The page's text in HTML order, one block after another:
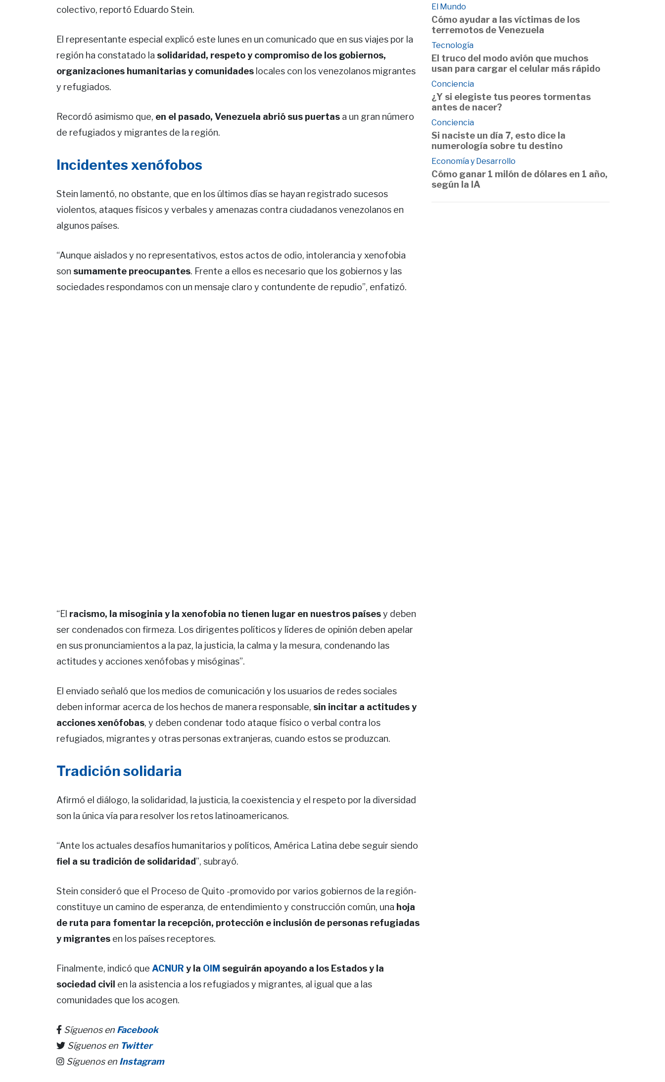
colectivo, reportó Eduardo Stein.
El representante especial explicó este lunes en un comunicado que en sus viajes por la
región ha constatado la solidaridad, respeto y compromiso de los gobiernos,
organizaciones humanitarias y comunidades locales con los venezolanos migrantes
y refugiados.
Recordó asimismo que, en el pasado, Venezuela abrió sus puertas a un gran número
de refugiados y migrantes de la región.
Incidentes xenófobos
Stein lamentó, no obstante, que en los últimos días se hayan registrado sucesos
violentos, ataques físicos y verbales y amenazas contra ciudadanos venezolanos en
algunos países.
“Aunque aislados y no representativos, estos actos de odio, intolerancia y xenofobia
son sumamente preocupantes. Frente a ellos es necesario que los gobiernos y las
sociedades respondamos con un mensaje claro y contundente de repudio”, enfatizó.
“El racismo, la misoginia y la xenofobia no tienen lugar en nuestros paísesy deben
ser condenados con firmeza. Los dirigentes políticos y líderes de opinión deben apelar
en sus pronunciamientos a la paz, la justicia, la calma y la mesura, condenando las
actitudes y acciones xenófobas y misóginas”.
El enviado señaló que los medios de comunicación y los usuarios de redes sociales
deben informar acerca de los hechos de manera responsable, sin incitar a actitudes y
acciones xenófobas, y deben condenar todo ataque físico o verbal contra los
refugiados, migrantes y otras personas extranjeras, cuando estos se produzcan.
Tradición solidaria
Afirmó el diálogo, la solidaridad, la justicia, la coexistencia y el respeto por la diversidad
son la única vía para resolver los retos latinoamericanos.
“Ante los actuales desafíos humanitarios y políticos, América Latina debe seguir siendo
fiel a su tradición de solidaridad”, subrayó.
Stein consideró que el Proceso de Quito -promovido por varios gobiernos de la región-
constituye un camino de esperanza, de entendimiento y construcción común, una hoja
de ruta para fomentar la recepción, protección e inclusión de personas refugiadas
y migrantes en los países receptores.
Finalmente, indicó que ACNUR y la OIM seguirán apoyando a los Estados y la
sociedad civil en la asistencia a los refugiados y migrantes, al igual que a las
comunidades que los acogen.
Síguenos en Facebook
Síguenos en Twitter
Síguenos en Instagram
El Mundo
Cómo ayudar a las víctimas de los
terremotos de Venezuela
Tecnología
El truco del modo avión que muchos
usan para cargar el celular más rápido
Conciencia
¿Y si elegiste tus peores tormentas
antes de nacer?
Conciencia
Si naciste un día 7, esto dice la
numerología sobre tu destino
Economía y Desarrollo
Cómo ganar 1 milón de dólares en 1 año,
según la IA